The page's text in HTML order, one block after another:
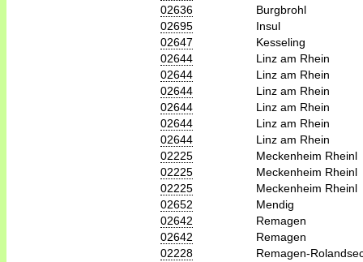
02636
Burgbrohl
02695
Insul
02647
Kesseling
02644
Linz am Rhein
02644
Linz am Rhein
02644
Linz am Rhein
02644
Linz am Rhein
02644
Linz am Rhein
02644
Linz am Rhein
02225
Meckenheim Rheinl
02225
Meckenheim Rheinl
02225
Meckenheim Rheinl
02652
Mendig
02642
Remagen
02642
Remagen
02228
Remagen-